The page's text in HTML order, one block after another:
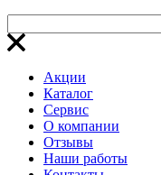
Акции
Каталог
Сервис
О компании
Отзывы
Наши работы